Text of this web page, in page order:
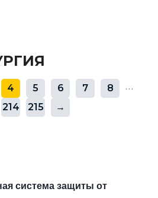
4 5 6 7
8
…
214 215 →
система защиты от